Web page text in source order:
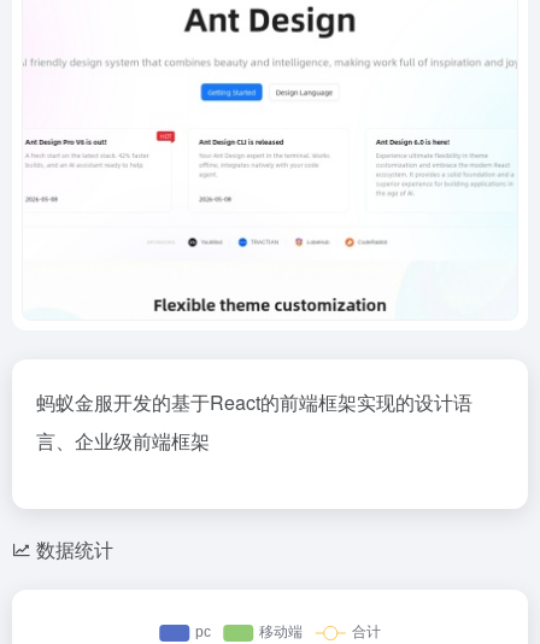
蚂蚁金服开发的基于React的前端框架实现的设计语
言、企业级前端框架
数据统计